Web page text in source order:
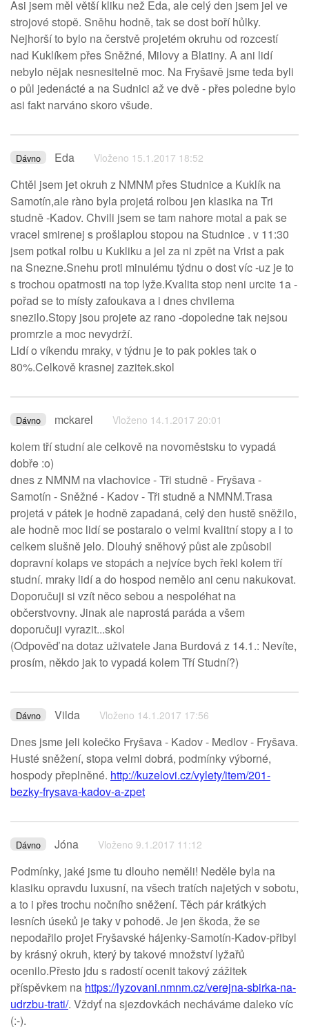
Asi jsem měl větší kliku než Eda, ale celý den jsem jel ve
strojové stopě. Sněhu hodně, tak se dost boří hůlky.
Nejhorší to bylo na čerstvě projetém okruhu od rozcestí
nad Kuklíkem přes Sněžné, Milovy a Blatiny. A ani lidí
nebylo nějak nesnesitelně moc. Na Fryšavě jsme teda byli
o půl jedenácté a na Sudnici až ve dvě - přes poledne bylo
asi fakt narváno skoro všude.
Dávno Eda Vloženo 15.1.2017 18:52
Chtěl jsem jet okruh z NMNM přes Studnice a Kuklík na
Samotín,ale ràno byla projetá rolbou jen klasika na Tri
studně -Kadov. Chvili jsem se tam nahore motal a pak se
vracel smirenej s prošlaplou stopou na Studnice . v 11:30
jsem potkal rolbu u Kukliku a jel za ni zpět na Vrist a pak
na Snezne.Snehu proti minulému týdnu o dost víc -uz je to
s trochou opatrnosti na top lyže.Kvalita stop neni urcite 1a -
pořad se to místy zafoukava a i dnes chvilema
snezilo.Stopy jsou projete az rano -dopoledne tak nejsou
promrzle a moc nevydrží.
Lidí o víkendu mraky, v týdnu je to pak pokles tak o
80%.Celkově krasnej zazitek.skol
Dávno mckarel Vloženo 14.1.2017 20:01
kolem tří studní ale celkově na novoměstsku to vypadá
dobře :o)
dnes z NMNM na vlachovice - Tři studně - Fryšava -
Samotín - Sněžné - Kadov - Tři studně a NMNM.Trasa
projetá v pátek je hodně zapadaná, celý den hustě sněžilo,
ale hodně moc lidí se postaralo o velmi kvalitní stopy a i to
celkem slušně jelo. Dlouhý sněhový půst ale způsobil
dopravní kolaps ve stopách a nejvíce bych řekl kolem tří
studní. mraky lidí a do hospod nemělo ani cenu nakukovat.
Doporučuji si vzít něco sebou a nespoléhat na
občerstvovny. Jinak ale naprostá paráda a všem
doporučuji vyrazit...skol
(Odpověď na dotaz uživatele Jana Burdová z 14.1.: Nevíte,
prosím, někdo jak to vypadá kolem Tří Studní?)
Dávno Vilda Vloženo 14.1.2017 17:56
Dnes jsme jeli kolečko Fryšava - Kadov - Medlov - Fryšava.
Husté sněžení, stopa velmi dobrá, podmínky výborné,
hospody přeplněné. http://kuzelovi.cz/vylety/item/201-
bezky-frysava-kadov-a-zpet
Dávno Jóna Vloženo 9.1.2017 11:12
Podmínky, jaké jsme tu dlouho neměli! Neděle byla na
klasiku opravdu luxusní, na všech tratích najetých v sobotu,
a to i přes trochu nočního sněžení. Těch pár krátkých
lesních úseků je taky v pohodě. Je jen škoda, že se
nepodařilo projet Fryšavské hájenky-Samotín-Kadov-přibyl
by krásný okruh, který by takové množství lyžařů
ocenilo.Přesto jdu s radostí ocenit takový zážitek
příspěvkem na https://lyzovani.nmnm.cz/verejna-sbirka-na-
udrzbu-trati/. Vždyť na sjezdovkách necháváme daleko víc
(:-).